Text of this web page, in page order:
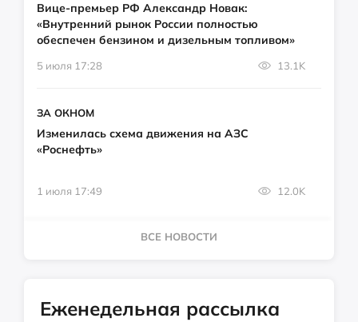
Вице-премьер РФ Александр Новак:
«Внутренний рынок России полностью
обеспечен бензином и дизельным топливом»
5 июля 17:28 13.1K
ЗА ОКНОМ
Изменилась схема движения на АЗС
«Роснефть»
1 июля 17:49 12.0K
ВСЕ НОВОСТИ
Еженедельная рассылка